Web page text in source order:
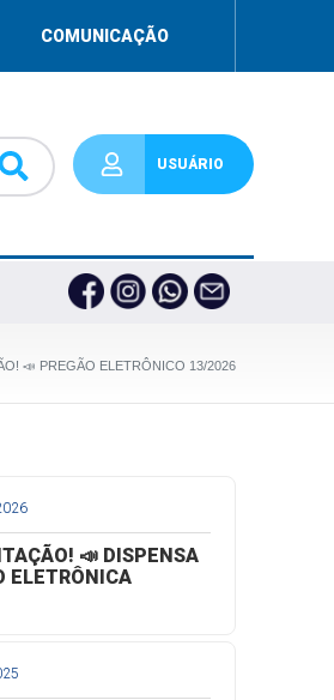
COMUNICAÇÃO
USUÁRIO
📣 PREGÃO ELETRÔNICO 13/2026
📣 DISPENSA
ELETRÔNICA